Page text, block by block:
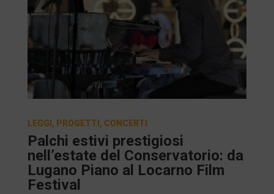
Palchi estivi prestigiosi
nell’estate del Conservatorio: da
Lugano Piano al Locarno Film
Festival
LEGGI, PROGETTI, CONCERTI